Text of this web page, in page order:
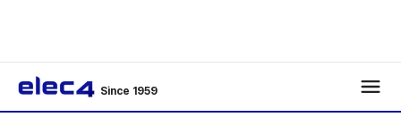
Since 1959